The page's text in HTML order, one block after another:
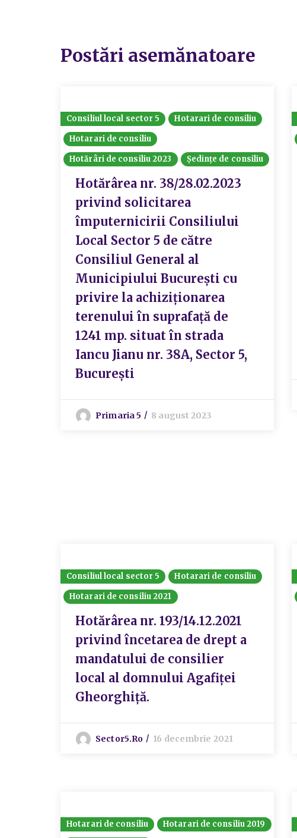
Postări asemănatoare
Consiliul local sector 5
Hotarari de consiliu
Hotarari de consiliu
Hotărâri de consiliu 2023
Ședințe de consiliu
Hotărârea nr. 38/28.02.2023
privind solicitarea
împuternicirii Consiliului
Local Sector 5 de către
Consiliul General al
Municipiului București cu
privire la achiziționarea
terenului în suprafață de
1241 mp. situat în strada
Iancu Jianu nr. 38A, Sector 5,
București
Primaria 5 8 august 2023
Consiliul local sector 5
Hotarari de consiliu
Hotarari de consiliu 2021
Hotărârea nr. 193/14.12.2021
privind încetarea de drept a
mandatului de consilier
local al domnului Agafiței
Gheorghiță.
Sector5.ro 16 decembrie 2021
Hotarari de consiliu
Hotarari de consiliu 2019